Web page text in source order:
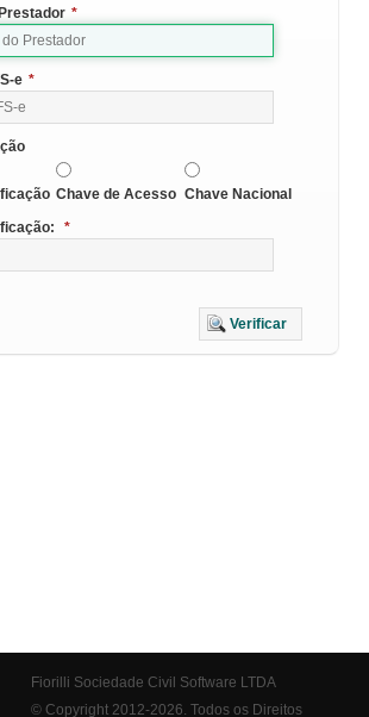
*
e *
Chave de Acesso Chave Nacional
*
Verificar
Fiorilli Sociedade Civil Software LTDA
© Copyright 2012-2026. Todos os Direitos